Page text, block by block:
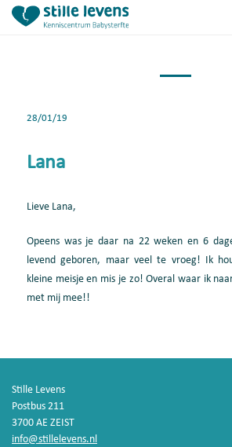
28/01/19
Lana
Lieve Lana,
Opeens was je daar na 22 weken en 6
levend geboren, maar veel te vroeg! Ik
kleine meisje en mis je zo! Overal waar ik
met mij mee!!
Stille Levens
Postbus 211
3700 AE ZEIST
info@stillelevens.nl